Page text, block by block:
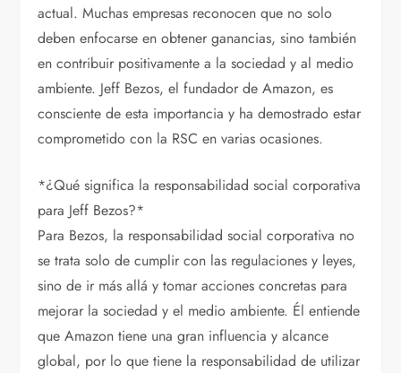
actual. Muchas empresas reconocen que no solo
deben enfocarse en obtener ganancias, sino también
en contribuir positivamente a la sociedad y al medio
ambiente. Jeff Bezos, el fundador de Amazon, es
consciente de esta importancia y ha demostrado estar
comprometido con la RSC en varias ocasiones.
*¿Qué significa la responsabilidad social corporativa
para Jeff Bezos?*
Para Bezos, la responsabilidad social corporativa no
se trata solo de cumplir con las regulaciones y leyes,
sino de ir más allá y tomar acciones concretas para
mejorar la sociedad y el medio ambiente. Él entiende
que Amazon tiene una gran influencia y alcance
global, por lo que tiene la responsabilidad de utilizar